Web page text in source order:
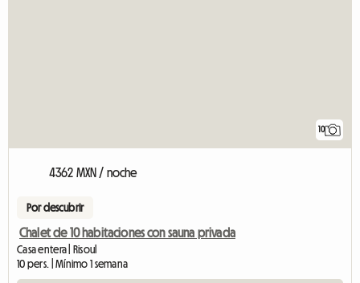
10
4362 MXN / noche
Por descubrir
Chalet de 10 habitaciones con sauna privada
Casa entera | Risoul
10 pers. | Mínimo 1 semana